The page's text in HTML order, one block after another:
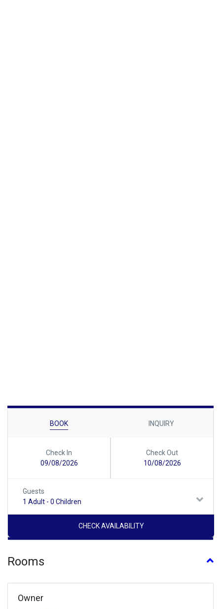
BOOK INQUIRY
Check In
09/08/2026
Check Out
10/08/2026
Guests
1 Adult - 0 Children
Rooms
Owner